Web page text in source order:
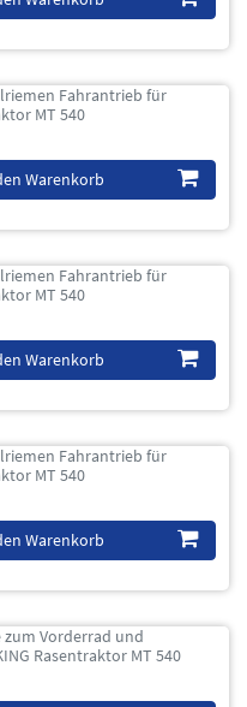
Fahrantrieb für
MT 540
Warenkorb
Fahrantrieb für
MT 540
Warenkorb
Fahrantrieb für
MT 540
Warenkorb
Vorderrad und
Rasentraktor MT 540